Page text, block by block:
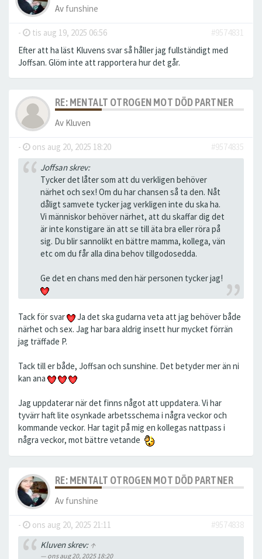
Av funshine
- tis aug 19, 2025 06:56
#9574831
Efter att ha läst Kluvens svar så håller jag fullständigt med
Joffsan. Glöm inte att rapportera hur det går.
RE: MENTALT OTROGEN MOT DÖD PARTNER
Av Kluven
- ons aug 20, 2025 18:20
#9574835
Joffsan skrev:
Tycker det låter som att du verkligen behöver
närhet och sex! Om du har chansen så ta den. Nåt
dåligt samvete tycker jag verkligen inte du ska ha.
Vi människor behöver närhet, att du skaffar dig det
är inte konstigare än att se till äta bra eller röra på
sig. Du blir sannolikt en bättre mamma, kollega, vän
etc om du får alla dina behov tillgodosedda.
Ge det en chans med den här personen tycker jag!
Tack för svar
Ja det ska gudarna veta att jag behöver både
närhet och sex. Jag har bara aldrig insett hur mycket förrän
jag träffade P.
Tack till er både, Joffsan och sunshine. Det betyder mer än ni
kan ana
Jag uppdaterar när det finns något att uppdatera. Vi har
tyvärr haft lite osynkade arbetsschema i några veckor och
kommande veckor. Har tagit på mig en kollegas nattpass i
några veckor, mot bättre vetande
RE: MENTALT OTROGEN MOT DÖD PARTNER
Av funshine
- ons aug 20, 2025 21:11
#9574838
Kluven skrev: ↑
ons aug 20, 2025 18:20